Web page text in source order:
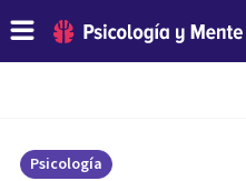
Psicología